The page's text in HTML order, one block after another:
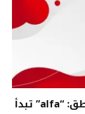
لبنان يدخل عصر الـ5G.. في هذه المناطق: “alfa” تبدأ